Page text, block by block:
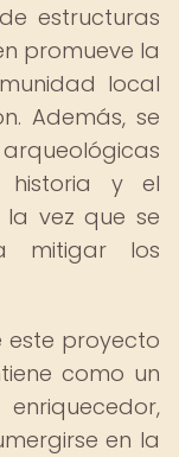
estructuras
promueve la
local
Además, se
historia y el
la vez que se
mitigar los
proyecto
como un
en la